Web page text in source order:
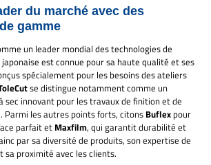
du marché avec des
gamme
un leader mondial des technologies de
est connue pour sa haute qualité et ses
spécialement pour les besoins des ateliers
se distingue notamment comme un
sec innovant pour les travaux de finition et de
Parmi les autres points forts, citons Buflex pour
parfait et Maxfilm, qui garantit durabilité et
par sa diversité de produits, son expertise de
sa proximité avec les clients.